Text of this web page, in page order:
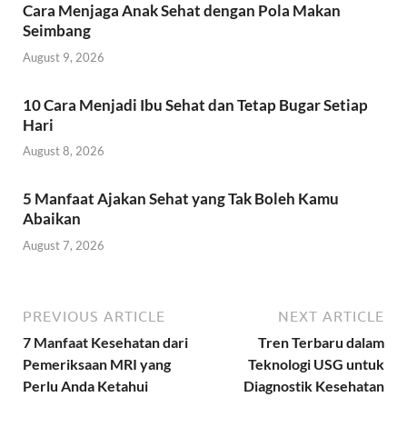
Cara Menjaga Anak Sehat dengan Pola Makan
Seimbang
August 9, 2026
10 Cara Menjadi Ibu Sehat dan Tetap Bugar Setiap
Hari
August 8, 2026
5 Manfaat Ajakan Sehat yang Tak Boleh Kamu
Abaikan
August 7, 2026
PREVIOUS ARTICLE
7 Manfaat Kesehatan dari
Pemeriksaan MRI yang
Perlu Anda Ketahui
NEXT ARTICLE
Tren Terbaru dalam
Teknologi USG untuk
Diagnostik Kesehatan